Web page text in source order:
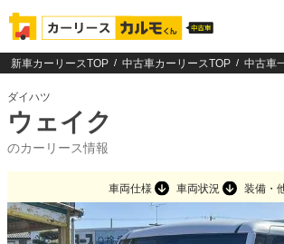
新車カーリースTOP 中古車カーリースTOP 中古車
ダイハツ
ウェイク
のカーリース情報
車両仕様 車両状況 装備・